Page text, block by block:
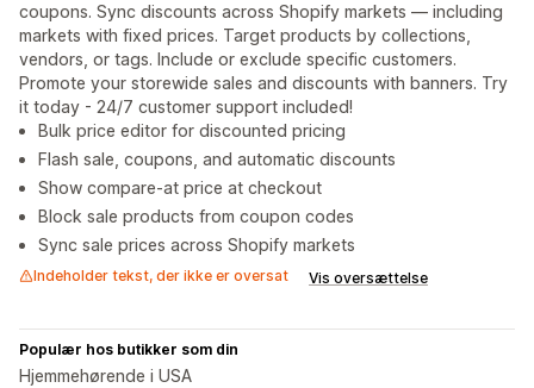
coupons. Sync discounts across Shopify markets — including
markets with fixed prices. Target products by collections,
vendors, or tags. Include or exclude specific customers.
Promote your storewide sales and discounts with banners. Try
it today - 24/7 customer support included!
Bulk price editor for discounted pricing
Flash sale, coupons, and automatic discounts
Show compare-at price at checkout
Block sale products from coupon codes
Sync sale prices across Shopify markets
Indeholder tekst, der ikke er oversat Vis oversættelse
Populær hos butikker som din
Hjemmehørende i USA